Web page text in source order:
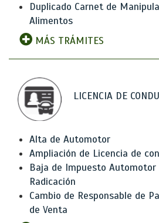
Duplicado Carnet de
Alimentos
MÁS TRÁMITES
LICENCIA DE
Alta de Automotor
Ampliación de Licencia de
Baja de Impuesto Automotor
Radicación
Cambio de Responsable de
de Venta